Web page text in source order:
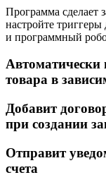
Программа сделает
настройте триггеры
и программный
Автоматически
товара в
Добавит
при создании
Отправит
счета